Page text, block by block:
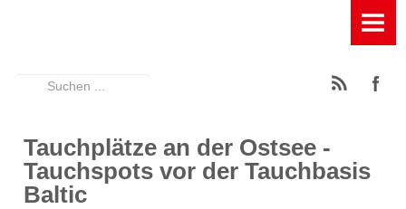
Ausstattung der Tauchbasis
Füllstation für Pressluft, Kompressor und Leihflaschen
Suchen
Tauchplätze an der Ostsee -
Tauchspots vor der Tauchbasis
Baltic